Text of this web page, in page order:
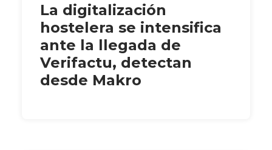
La digitalización
hostelera se intensifica
ante la llegada de
Verifactu, detectan
desde Makro